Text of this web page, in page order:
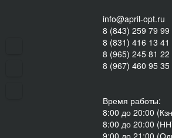
info@april-opt.ru
8 (843) 259 79 99
8 (831) 416 13
8 (965) 245 81
8 (967) 460 95 35
Время работы:
8:00 до 20:00
8:00 до 20:00
9:00 до 21:00